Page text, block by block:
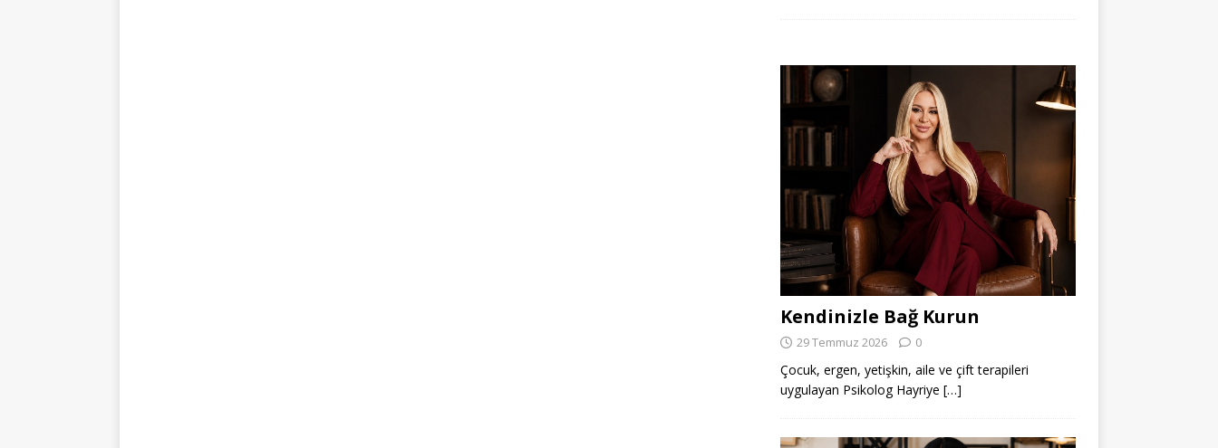
Kendinizle Bağ Kurun
29 Temmuz 2026 0
Çocuk, ergen, yetişkin, aile ve çift terapileri
uygulayan Psikolog Hayriye […]